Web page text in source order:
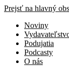
Prejsť na hlavný
Noviny
Podujatia
Podcasty
O nás